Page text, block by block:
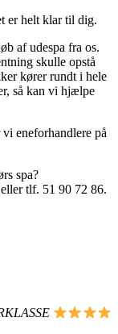
er helt klar til dig.
af udespa fra os.
skulle opstå
kører rundt i hele
så kan vi hjælpe
eneforhandlere på
spa?
tlf. 51 90 72 86.